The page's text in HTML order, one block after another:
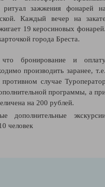
ритуал зажжения фонарей
Каждый вечер на
19 керосиновых
города Бреста.
бронирование и
производить заранее,
случае
программы, а
на 200 рублей.
человек